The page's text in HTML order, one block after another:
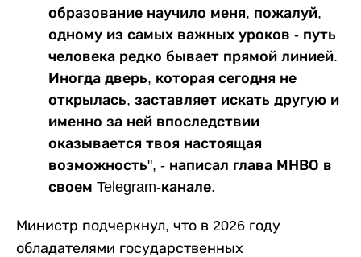
образование научило меня, пожалуй,
одному из самых важных уроков - путь
человека редко бывает прямой линией.
Иногда дверь, которая сегодня не
открылась, заставляет искать другую и
именно за ней впоследствии
оказывается твоя настоящая
возможность", - написал глава МНВО в
своем Telegram-канале.
Министр подчеркнул, что в 2026 году
обладателями государственных